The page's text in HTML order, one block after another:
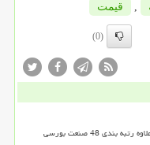
, قیمت
(0)
48 صنعت بورسی